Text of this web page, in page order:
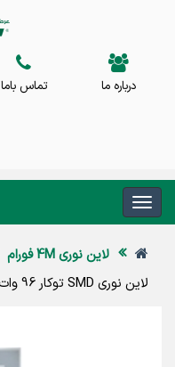
درباره ما تماس باما
لاین نوری 4M فورام
لاین نوری SMD توکار 96 وات 4M فورام b2